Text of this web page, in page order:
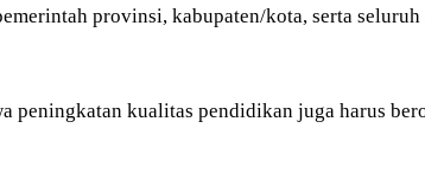
provinsi, kabupaten/kota, serta
peningkatan kualitas pendidikan juga harus